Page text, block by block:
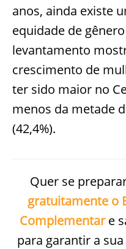
anos, ainda existe
equidade de
levantamento
crescimento de
ter sido maior no
menos da metade
(42,4%).
Quer se
gratuitamente o
Complementare
para garantir a